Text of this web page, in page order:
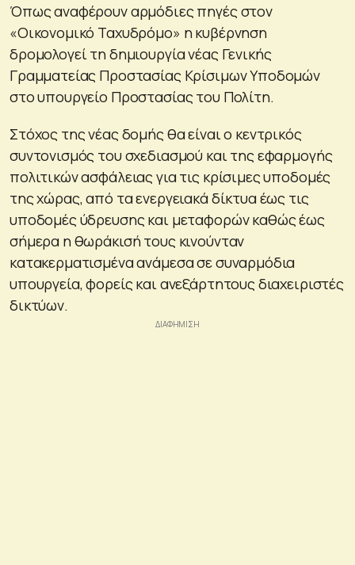
Όπως αναφέρουν αρμόδιες πηγές στον
«Οικονομικό Ταχυδρόμο» η κυβέρνηση
δρομολογεί τη δημιουργία νέας Γενικής
Γραμματείας Προστασίας Κρίσιμων Υποδομών
στο υπουργείο Προστασίας του Πολίτη.
Στόχος της νέας δομής θα είναι ο κεντρικός
συντονισμός του σχεδιασμού και της εφαρμογής
πολιτικών ασφάλειας για τις κρίσιμες υποδομές
της χώρας, από τα ενεργειακά δίκτυα έως τις
υποδομές ύδρευσης και μεταφορών καθώς έως
σήμερα η θωράκισή τους κινούνταν
κατακερματισμένα ανάμεσα σε συναρμόδια
υπουργεία, φορείς και ανεξάρτητους διαχειριστές
δικτύων.